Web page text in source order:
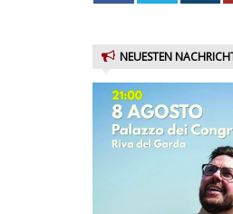
NEUESTEN